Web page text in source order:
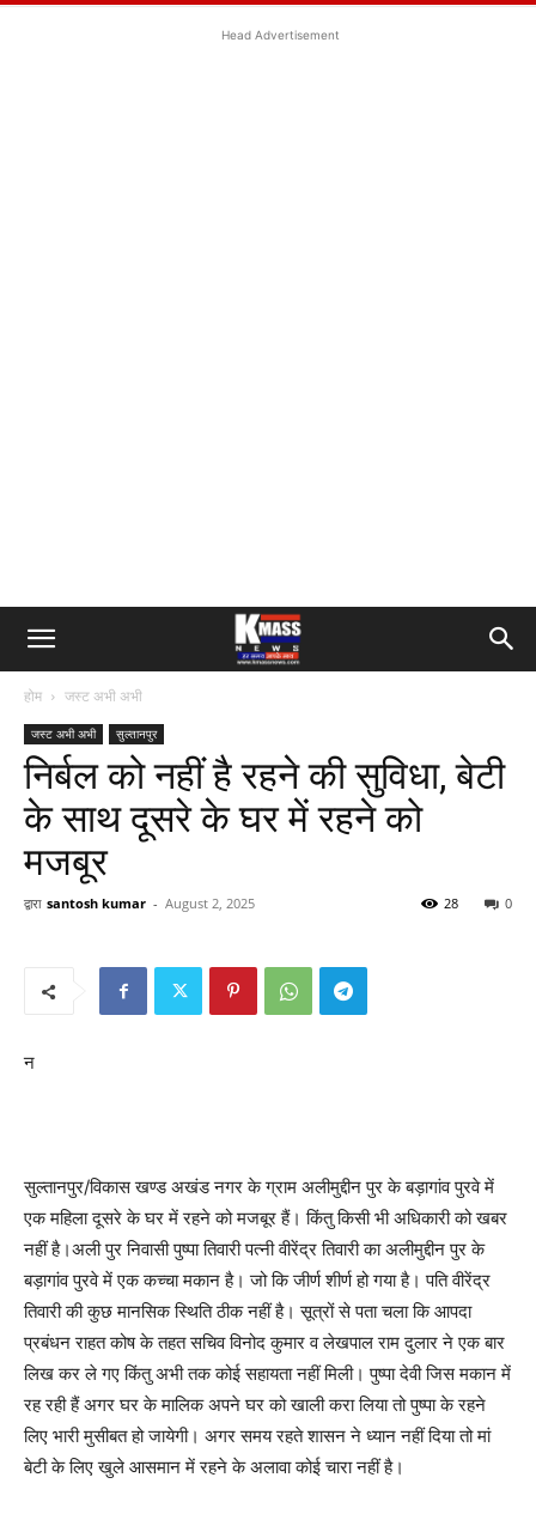
Head Advertisement
होम जस्ट अभी अभी
जस्ट अभी अभी सुल्तानपुर
निर्बल को नहीं है रहने की सुविधा, बेटी
के साथ दूसरे के घर में रहने को
मजबूर
द्वारा santosh kumar - August 2, 2025 0
28
न
सुल्तानपुर/विकास खण्ड अखंड नगर के ग्राम अलीमुद्दीन पुर के बड़ागांव पुरवे में
एक महिला दूसरे के घर में रहने को मजबूर हैं। किंतु किसी भी अधिकारी को खबर
नहीं है।अली पुर निवासी पुष्पा तिवारी पत्नी वीरेंद्र तिवारी का अलीमुद्दीन पुर के
बड़ागांव पुरवे में एक कच्चा मकान है। जो कि जीर्ण शीर्ण हो गया है। पति वीरेंद्र
तिवारी की कुछ मानसिक स्थिति ठीक नहीं है। सूत्रों से पता चला कि आपदा
प्रबंधन राहत कोष के तहत सचिव विनोद कुमार व लेखपाल राम दुलार ने एक बार
लिख कर ले गए किंतु अभी तक कोई सहायता नहीं मिली। पुष्पा देवी जिस मकान में
रह रही हैं अगर घर के मालिक अपने घर को खाली करा लिया तो पुष्पा के रहने
लिए भारी मुसीबत हो जायेगी। अगर समय रहते शासन ने ध्यान नहीं दिया तो मां
बेटी के लिए खुले आसमान में रहने के अलावा कोई चारा नहीं है।